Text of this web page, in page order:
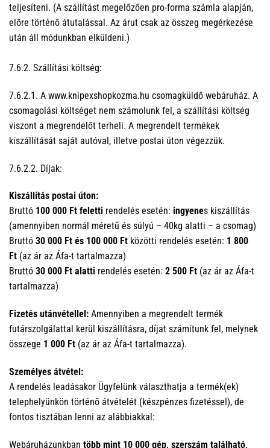
teljesíteni. (A szállítást megelőzően pro-forma számla alapján,
előre történő átutalással. Az árut csak az összeg megérkezése
után áll módunkban elküldeni.)
7.6.2. Szállítási költség:
7.6.2.1. A www.knipexshopkozma.hu csomagküldő webáruház. A
csomagolási költséget nem számolunk fel, a szállítási költség
viszont a megrendelőt terheli. A megrendelt termékek
kiszállítását saját autóval, illetve postai úton végezzük.
7.6.2.2. Díjak:
Kiszállítás postai úton:
Bruttó 100 000 Ft feletti rendelés esetén: ingyenes kiszállítás
(amennyiben normál méretű és súlyú – 40kg alatti – a csomag)
Bruttó 30 000 Ft és 100 000 Ft közötti rendelés esetén: 1 800
Ft (az ár az Áfa-t tartalmazza)
Bruttó 30 000 Ft alatti rendelés esetén: 2 500 Ft (az ár az Áfa-t
tartalmazza)
Fizetés utánvétellel: Amennyiben a megrendelt termék
futárszolgálattal kerül kiszállításra, díjat számítunk fel, melynek
összege 1 000 Ft (az ár az Áfa-t tartalmazza).
Személyes átvétel:
A rendelés leadásakor Ügyfelünk választhatja a termék(ek)
telephelyünkön történő átvételét (készpénzes fizetéssel), de
fontos tisztában lenni az alábbiakkal:
Webáruházunkban több mint 10 000 gép, szerszám található,